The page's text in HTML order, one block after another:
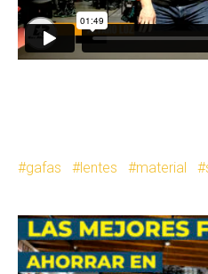
gafas lentes material